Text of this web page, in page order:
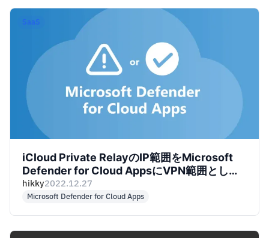
SaaS
iCloud Private RelayのIP範囲をMicrosoft
Defender for Cloud AppsにVPN範囲として
登録する
hikky2022.12.27
Microsoft Defender for Cloud Apps